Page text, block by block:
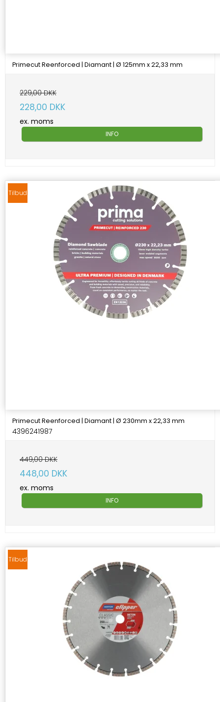
Primecut Reenforced | Diamant | Ø 125mm x 22,33 mm
229,00 DKK
228,00 DKK
ex. moms
INFO
Tilbud
Primecut Reenforced | Diamant | Ø 230mm x 22,33 mm
4396241987
449,00 DKK
448,00 DKK
ex. moms
INFO
Tilbud